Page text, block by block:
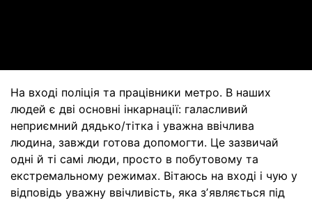
На вході поліція та працівники метро. В наших
людей є дві основні інкарнації: галасливий
неприємний дядько/тітка і уважна ввічлива
людина, завжди готова допомогти. Це зазвичай
одні й ті самі люди, просто в побутовому та
екстремальному режимах. Вітаюсь на вході і чую у
відповідь уважну ввічливість, яка зʼявляється під